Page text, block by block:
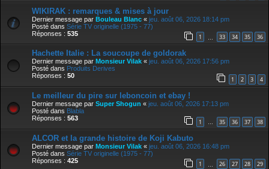
WIKIRAK : remarques & mises à jour
Dernier message par Bouleau Blanc « jeu. août 06, 2026 18:14 pm
Posté dans Série TV originelle (1975 - 77)
Réponses : 535 1 33 34 35 36
Hachette Italie : La soucoupe de goldorak
Dernier message par Monsieur Vilak « jeu. août 06, 2026 17:56 pm
Posté dans Produits Derives
Réponses : 50 1 2 3 4
Le meilleur du pire sur leboncoin et ebay !
Dernier message par Super Shogun « jeu. août 06, 2026 17:13 pm
Posté dans Blabla
Réponses : 563 1 … 35 36 37 38
ALCOR et la grande histoire de Koji Kabuto
Dernier message par Monsieur Vilak « jeu. août 06, 2026 16:48 pm
Posté dans Série TV originelle (1975 - 77)
Réponses : 425 1 26 27 28 29